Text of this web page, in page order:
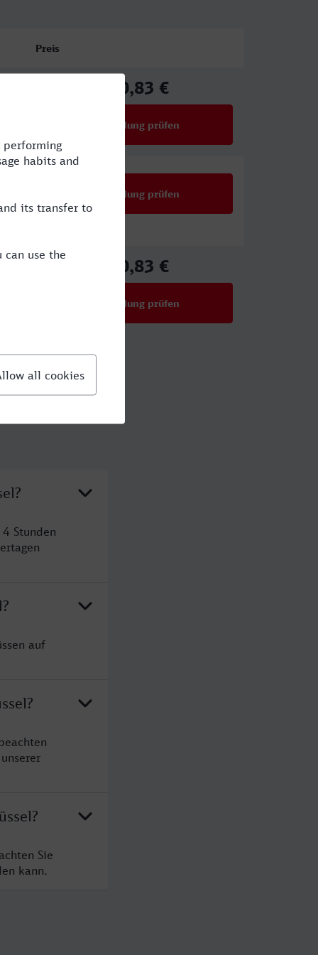
Preis
50,83 €
Verbindung prüfen
Verbindung prüfen
50,83 €
Verbindung prüfen
Stunden
auf
Sie
kann.